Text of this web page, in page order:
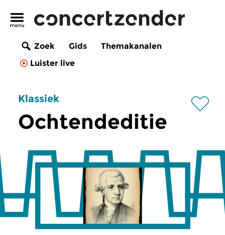
Zoek Gids
Themakanalen
Luister live
Klassiek
Ochtendeditie